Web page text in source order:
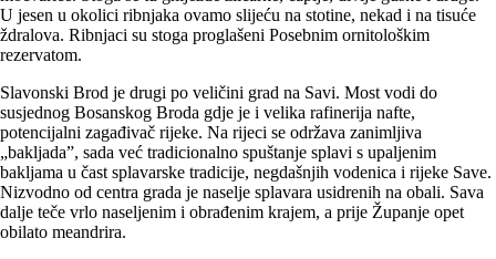
U jesen u okolici ribnjaka ovamo slijeću na stotine, nekad i na tisuće
ždralova. Ribnjaci su stoga proglašeni Posebnim ornitološkim
rezervatom.
Slavonski Brod je drugi po veličini grad na Savi. Most vodi do
susjednog Bosanskog Broda gdje je i velika rafinerija nafte,
potencijalni zagađivač rijeke. Na rijeci se održava zanimljiva
„bakljada”, sada već tradicionalno spuštanje splavi s upaljenim
bakljama u čast splavarske tradicije, negdašnjih vodenica i rijeke Save.
Nizvodno od centra grada je naselje splavara usidrenih na obali. Sava
dalje teče vrlo naseljenim i obrađenim krajem, a prije Županje opet
obilato meandrira.